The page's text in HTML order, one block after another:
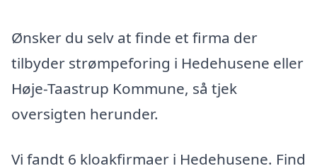
Ønsker du selv at finde et firma der
tilbyder strømpeforing i Hedehusene eller
Høje-Taastrup Kommune, så tjek
oversigten herunder.
Vi fandt 6 kloakfirmaer i Hedehusene. Find